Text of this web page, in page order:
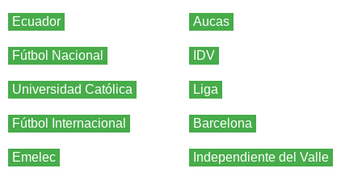
Ecuador Aucas
Fútbol Nacional IDV
Universidad Católica Liga
Fútbol Internacional Barcelona
Emelec Independiente del Valle